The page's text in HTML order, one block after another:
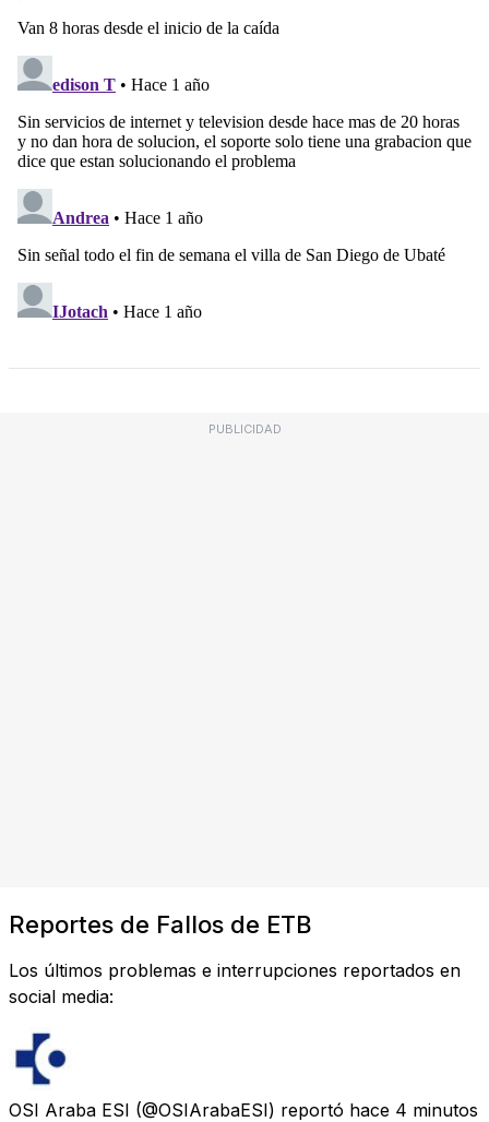
PUBLICIDAD
Reportes de Fallos de ETB
Los últimos problemas e interrupciones reportados en
social media:
OSI Araba ESI (@OSIArabaESI) reportó hace 4 minutos